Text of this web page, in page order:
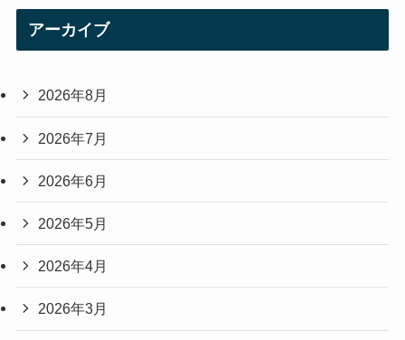
アーカイブ
2026年8月
2026年7月
2026年6月
2026年5月
2026年4月
2026年3月